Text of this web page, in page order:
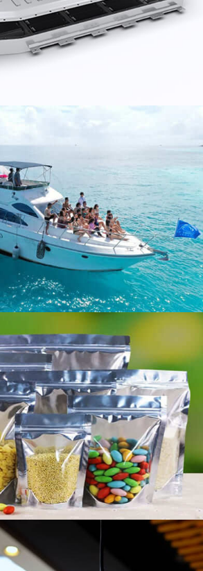
im Allgemeinen Aluminium-
Mg) Legierungen und Aluminium-
(Al-Mg-Si) Legierungen.
Lebensmittelverpackungen, Bieten
von Eigenschaften, die die
bewahren und die Haltbarkeit
verlängern.
für Lampenabdeckung
Vorteile des Aluminiumkreises für
einschließlich
Wärmeabteilung,
und ästhetische
Sie mehr über Legierungen,
wie man den richtigen Lieferanten
auswählt.